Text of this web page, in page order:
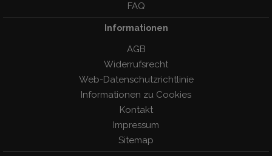
FAQ
Informationen
AGB
Widerrufsrecht
Web-Datenschutzrichtlinie
Informationen zu Cookies
Kontakt
Impressum
Sitemap